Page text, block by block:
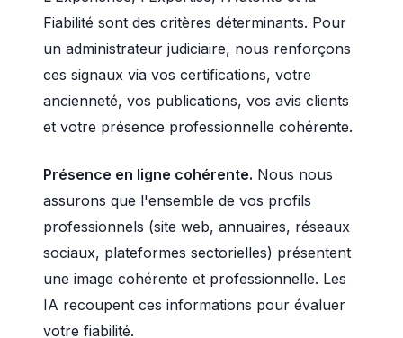
Fiabilité sont des critères déterminants. Pour
un administrateur judiciaire, nous renforçons
ces signaux via vos certifications, votre
ancienneté, vos publications, vos avis clients
et votre présence professionnelle cohérente.
Présence en ligne cohérente. Nous nous
assurons que l'ensemble de vos profils
professionnels (site web, annuaires, réseaux
sociaux, plateformes sectorielles) présentent
une image cohérente et professionnelle. Les
IA recoupent ces informations pour évaluer
votre fiabilité.